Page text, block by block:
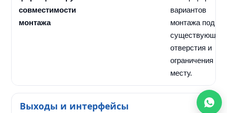
совместимости
монтажа
вариантов
монтажа под
существующие
отверстия и
ограничения по
месту.
Выходы и интерфейсы